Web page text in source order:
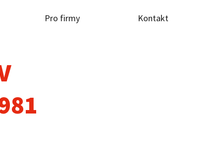
Pro firmy Kontakt